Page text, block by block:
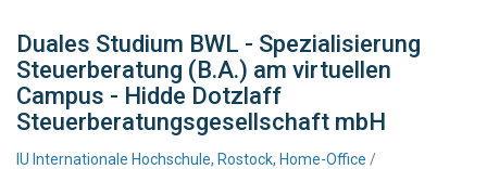
Duales Studium BWL - Spezialisierung
Steuerberatung (B.A.) am virtuellen
Campus - Hidde Dotzlaff
Steuerberatungsgesellschaft mbH
IU Internationale Hochschule, Rostock, Home-Office /